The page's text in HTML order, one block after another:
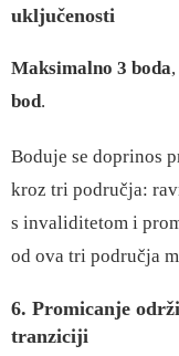
uključenosti
Maksimalno 3 boda
bod.
Boduje se doprinos
kroz tri područja:
s invaliditetom i
od ova tri područja
6. Promicanje
tranziciji